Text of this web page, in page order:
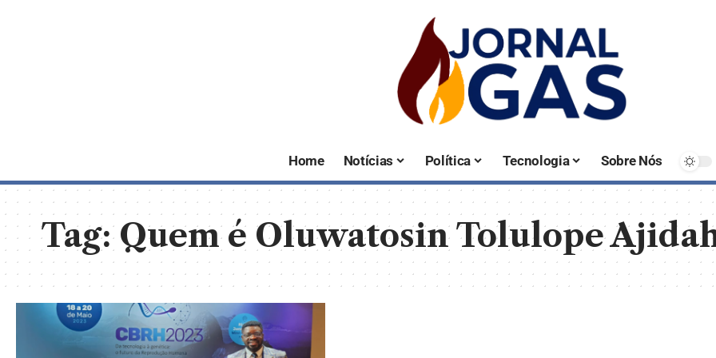
Home Notícias Política Tecnologia Sobre Nós
Tag:Quem é Oluwatosin Tolulope